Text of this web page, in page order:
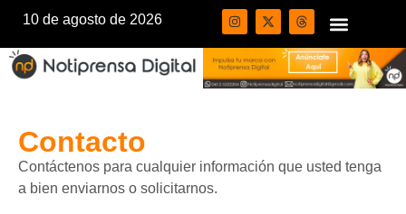
10 de agosto de 2026
Contacto
Contáctenos para cualquier información que usted tenga
a bien enviarnos o solicitarnos.